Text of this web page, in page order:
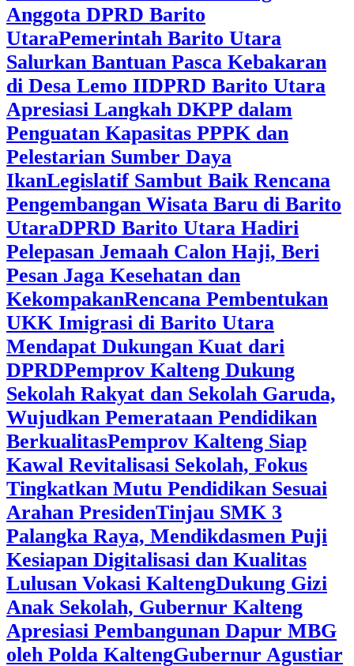
Anggota DPRD Barito
UtaraPemerintah Barito Utara
Salurkan Bantuan Pasca Kebakaran
di Desa Lemo IIDPRD Barito Utara
Apresiasi Langkah DKPP dalam
Penguatan Kapasitas PPPK dan
Pelestarian Sumber Daya
IkanLegislatif Sambut Baik Rencana
Pengembangan Wisata Baru di Barito
UtaraDPRD Barito Utara Hadiri
Pelepasan Jemaah Calon Haji, Beri
Pesan Jaga Kesehatan dan
KekompakanRencana Pembentukan
UKK Imigrasi di Barito Utara
Mendapat Dukungan Kuat dari
DPRD‎Pemprov Kalteng Dukung
Sekolah Rakyat dan Sekolah Garuda,
Wujudkan Pemerataan Pendidikan
Berkualitas‎Pemprov Kalteng Siap
Kawal Revitalisasi Sekolah, Fokus
Tingkatkan Mutu Pendidikan Sesuai
Arahan Presiden‎Tinjau SMK 3
Palangka Raya, Mendikdasmen Puji
Kesiapan Digitalisasi dan Kualitas
Lulusan Vokasi Kalteng‎Dukung Gizi
Anak Sekolah, Gubernur Kalteng
Apresiasi Pembangunan Dapur MBG
oleh Polda Kalteng‎Gubernur Agustiar